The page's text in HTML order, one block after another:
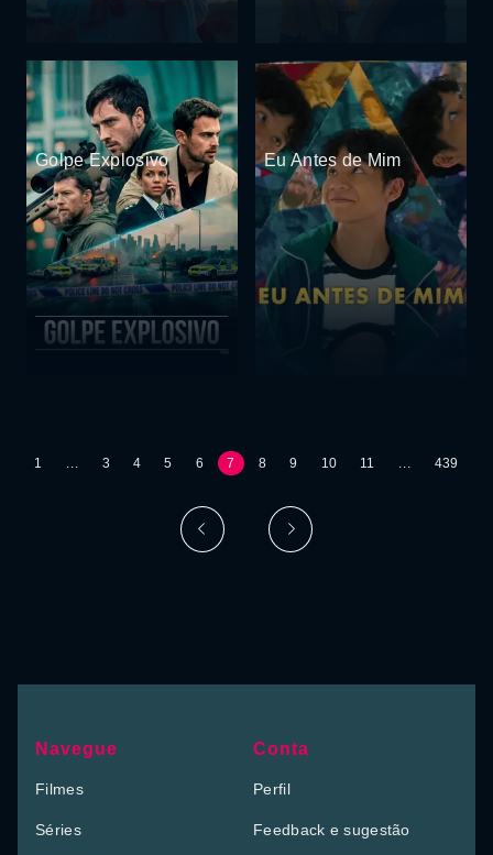
Golpe Explosivo Eu Antes de Mim
1 3 4 5 6 7 8 9 10 11 439
Navegue
Filmes
Séries
Conta
Perfil
Feedback e sugestão